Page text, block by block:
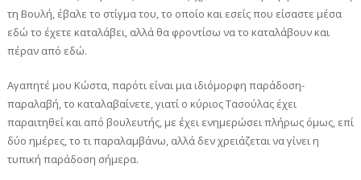
τη Βουλή, έβαλε το στίγμα του, το οποίο και εσείς που είσαστε μέσα
εδώ το έχετε καταλάβει, αλλά θα φροντίσω να το καταλάβουν και
πέραν από εδώ.
Αγαπητέ μου Κώστα, παρότι είναι μια ιδιόμορφη παράδοση-
παραλαβή, το καταλαβαίνετε, γιατί ο κύριος Τασούλας έχει
παραιτηθεί και από βουλευτής, με έχει ενημερώσει πλήρως όμως, επί
δύο ημέρες, το τι παραλαμβάνω, αλλά δεν χρειάζεται να γίνει η
τυπική παράδοση σήμερα.